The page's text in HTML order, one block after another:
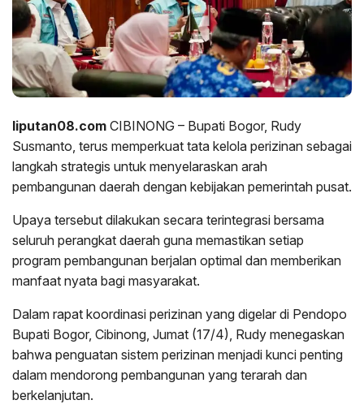
liputan08.com CIBINONG – Bupati Bogor, Rudy
Susmanto, terus memperkuat tata kelola perizinan sebagai
langkah strategis untuk menyelaraskan arah
pembangunan daerah dengan kebijakan pemerintah pusat.
Upaya tersebut dilakukan secara terintegrasi bersama
seluruh perangkat daerah guna memastikan setiap
program pembangunan berjalan optimal dan memberikan
manfaat nyata bagi masyarakat.
Dalam rapat koordinasi perizinan yang digelar di Pendopo
Bupati Bogor, Cibinong, Jumat (17/4), Rudy menegaskan
bahwa penguatan sistem perizinan menjadi kunci penting
dalam mendorong pembangunan yang terarah dan
berkelanjutan.